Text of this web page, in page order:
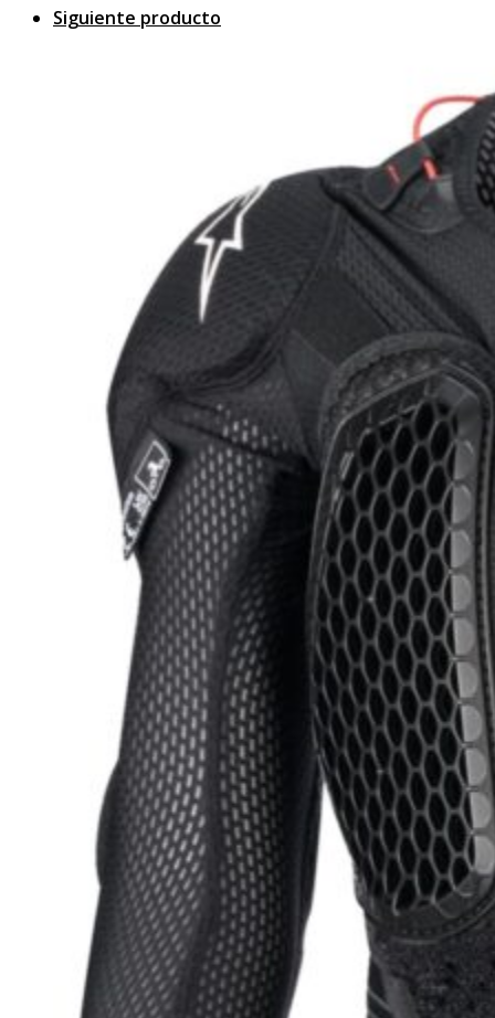
Kit ITV
Motos nuevas
Motos ocasión
ATV/BUGGIE INFANTIL
Equipamiento piloto
Botas
Camisetas
Cascos
Chaquetas
Guantes
Mochilas y riñoneras
Protecciones
Pantalones
Paddock
Oulet
Recambio moto
Mandos y controles
Trasmisión
Suspensión
Aceites y lubricantes
Mantenimiento
Plásticos
Protecciones
Motor
Embrague
Ruedas
Frenos
Escape
Kit ITV
Siguiente producto